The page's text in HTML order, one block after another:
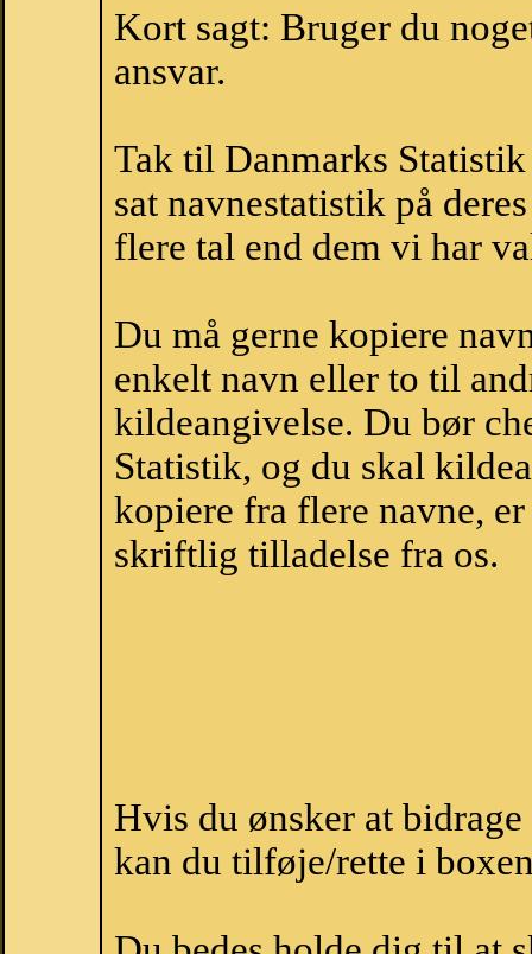
Kort sagt: Bruger du
ansvar.
Tak til Danmarks
sat navnestatistik på
flere tal end dem vi har
Du må gerne kopiere
enkelt navn eller to til
kildeangivelse. Du bør
Statistik, og du skal
kopiere fra flere navne,
skriftlig tilladelse fra os.
Hvis du ønsker at
kan du tilføje/rette i